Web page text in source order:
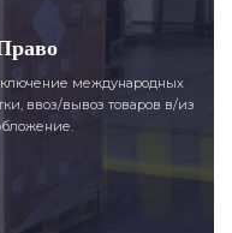
международных
ввоз/вывоз товаров в/из